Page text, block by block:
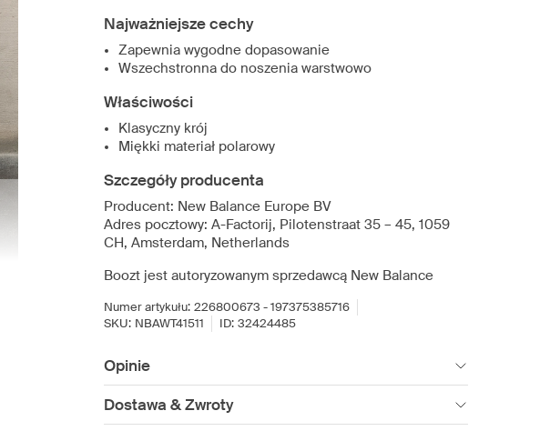
Najważniejsze cechy
Zapewnia wygodne dopasowanie
Wszechstronna do noszenia warstwowo
Właściwości
Klasyczny krój
Miękki materiał polarowy
Szczegóły producenta
Producent: New Balance Europe BV
Adres pocztowy: A-Factorij, Pilotenstraat 35 – 45, 1059
CH, Amsterdam, Netherlands
Boozt jest autoryzowanym sprzedawcą New Balance
Numer artykułu: 226800673 - 197375385716
SKU: NBAWT41511 ID: 32424485
Opinie
Dostawa & Zwroty